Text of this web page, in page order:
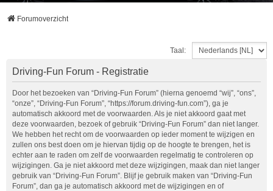
Forumoverzicht
Taal:
Driving-Fun Forum - Registratie
Door het bezoeken van “Driving-Fun Forum” (hierna genoemd “wij”, “ons”,
“onze”, “Driving-Fun Forum”, “https://forum.driving-fun.com”), ga je
automatisch akkoord met de voorwaarden. Als je niet akkoord gaat met
deze voorwaarden, bezoek of gebruik “Driving-Fun Forum” dan niet langer.
We hebben het recht om de voorwaarden op ieder moment te wijzigen en
zullen ons best doen om je hiervan tijdig op de hoogte te brengen, het is
echter aan te raden om zelf de voorwaarden regelmatig te controleren op
wijzigingen. Ga je niet akkoord met deze wijzigingen, maak dan niet langer
gebruik van “Driving-Fun Forum”. Blijf je gebruik maken van “Driving-Fun
Forum”, dan ga je automatisch akkoord met de wijzigingen en of